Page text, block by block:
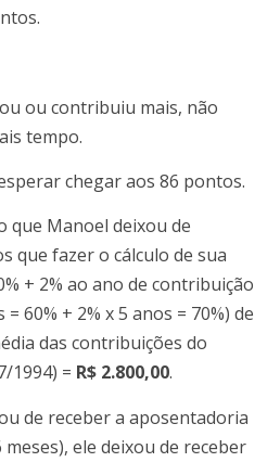
ou contribuiu mais, não
tempo.
chegar aos 86 pontos.
que Manoel deixou de
que fazer o cálculo de sua
+ 2% ao ano de contribuição
60% + 2% x 5 anos = 70%) de
das contribuições do
1994) = R$ 2.800,00.
de receber a aposentadoria
ele deixou de receber